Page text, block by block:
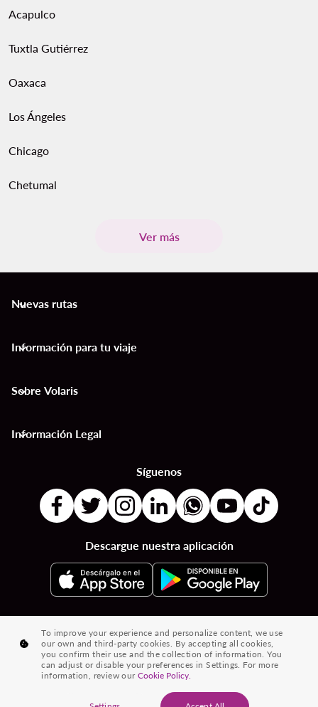
Acapulco
Tuxtla Gutiérrez
Oaxaca
Los Ángeles
Chicago
Chetumal
Ver más
Nuevas rutas
keyboard_arrow_down
Información para tu viaje
keyboard_arrow_down
Sobre Volaris
keyboard_arrow_down
Información Legal
keyboard_arrow_down
Síguenos
Descargue nuestra aplicación
Destinos por Países | Destinos por Ciudades | Vuelos desde País a País
Vuelos de Ciudad a Ciudad | Vuelos de Países a Ciudades |
Vuelos desde Ciudades | Vuelos desde Países
® 2026 Volaris y su logotipo son marcas registradas de Volaris
To improve your experience and personalize content, we use
our own and third-party cookies. By accepting all cookies,
you confirm their use and the collection of information. You
can adjust or disable your preferences in Settings. For more
information, review ourCookie Policy.